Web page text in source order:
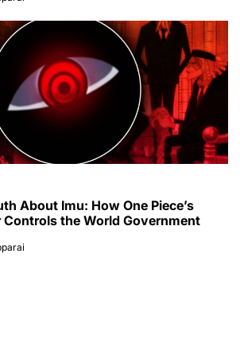
About Imu: How One Piece’s
the World Government